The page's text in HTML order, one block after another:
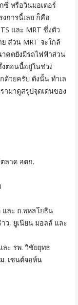
ซี่ หรือวินมอเตอร์
การนี้เลย ก็คือ
และ MRT ซึ่งตัว
ส่วน MRT จะใกล้
คตยังมีรถไฟฟ้าส่วน
ตอนนี้อยู่ในช่วง
ด้วยครับ ดังนั้น ทำเล
ามาดูสรุปจุดเด่นของ
ลาด อตก.
และ ถ.พหลโยธิน
ว, ยูเนียน มอลล์ และ
ละ รพ. วิชัยยุทธ
. เซนต์จอห์น